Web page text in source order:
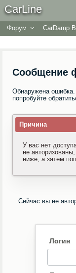
CarLine
Форум CarDamp
Сообщение
Обнаружена
попробуйте
Причина
У вас нет
не
ниже, а затем
Сейчас вы не
Логин